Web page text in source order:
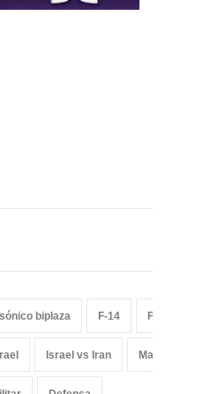
biplaza F-14 F-14 Tomcat
Israel vs Iran Maverick